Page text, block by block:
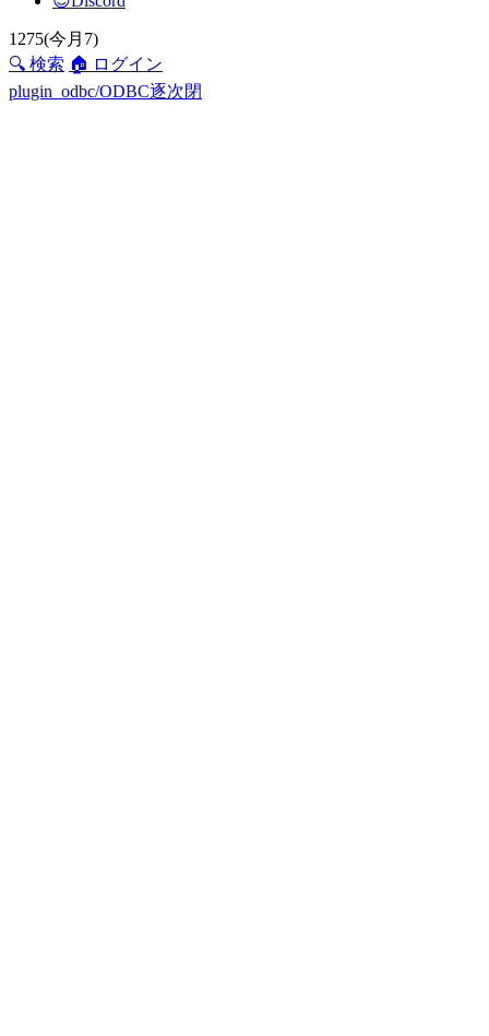
1275(今月7)
🔍 検索 🏠 ログイン
plugin_odbc/ODBC逐次閉